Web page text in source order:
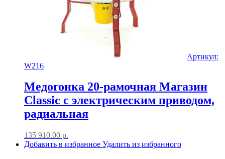
Артикул:
W216
Медогонка 20-рамочная Магазин
Classic с электрическим приводом,
радиальная
135 910.00 р.
Добавить в избранное Удалить из избранного